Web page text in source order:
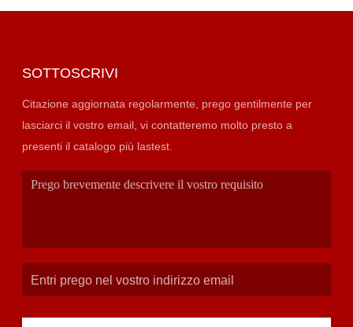
SOTTOSCRIVI
Citazione aggiornata regolarmente, prego gentilmente per
lasciarci il vostro email, vi contatteremo molto presto a
presenti il catalogo più lastest.